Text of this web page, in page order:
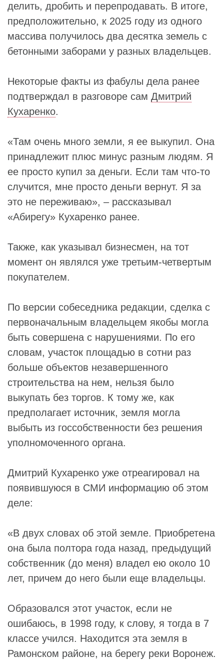
делить, дробить и перепродавать. В итоге,
предположительно, к 2025 году из одного
массива получилось два десятка земель с
бетонными заборами у разных владельцев.
Некоторые факты из фабулы дела ранее
подтверждал в разговоре сам Дмитрий
Кухаренко.
«Там очень много земли, я ее выкупил. Она
принадлежит плюс минус разным людям. Я
ее просто купил за деньги. Если там что-то
случится, мне просто деньги вернут. Я за
это не переживаю», – рассказывал
«Абирегу» Кухаренко ранее.
Также, как указывал бизнесмен, на тот
момент он являлся уже третьим-четвертым
покупателем.
По версии собеседника редакции, сделка с
первоначальным владельцем якобы могла
быть совершена с нарушениями. По его
словам, участок площадью в сотни раз
больше объектов незавершенного
строительства на нем, нельзя было
выкупать без торгов. К тому же, как
предполагает источник, земля могла
выбыть из госсобственности без решения
уполномоченного органа.
Дмитрий Кухаренко уже отреагировал на
появившуюся в СМИ информацию об этом
деле:
«В двух словах об этой земле. Приобретена
она была полтора года назад, предыдущий
собственник (до меня) владел ею около 10
лет, причем до него были еще владельцы.
Образовался этот участок, если не
ошибаюсь, в 1998 году, к слову, я тогда в 7
классе учился. Находится эта земля в
Рамонском районе, на берегу реки Воронеж.